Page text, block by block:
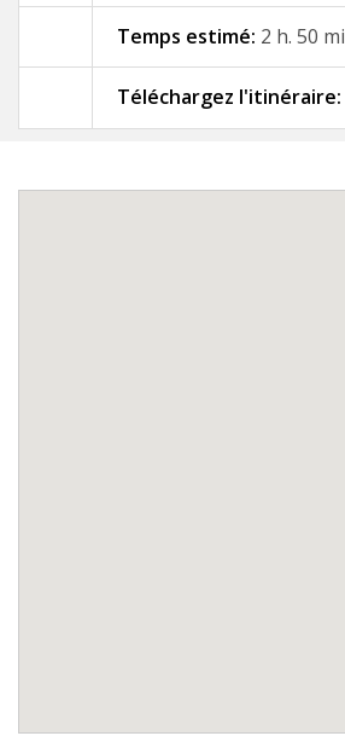
09 - A
Compostela
Temps estimé: 2 h. 50
Téléchargez l'itinéraire: